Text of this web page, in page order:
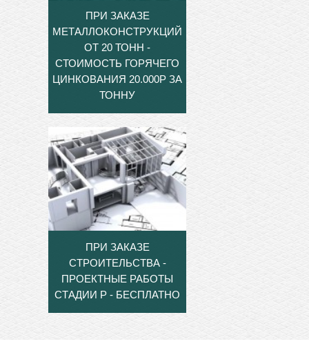
ПРИ ЗАКАЗЕ
МЕТАЛЛОКОНСТРУКЦИЙ
ОТ 20 ТОНН -
СТОИМОСТЬ ГОРЯЧЕГО
ЦИНКОВАНИЯ 20.000Р ЗА
ТОННУ
ПРИ ЗАКАЗЕ
СТРОИТЕЛЬСТВА -
ПРОЕКТНЫЕ РАБОТЫ
СТАДИИ Р - БЕСПЛАТНО